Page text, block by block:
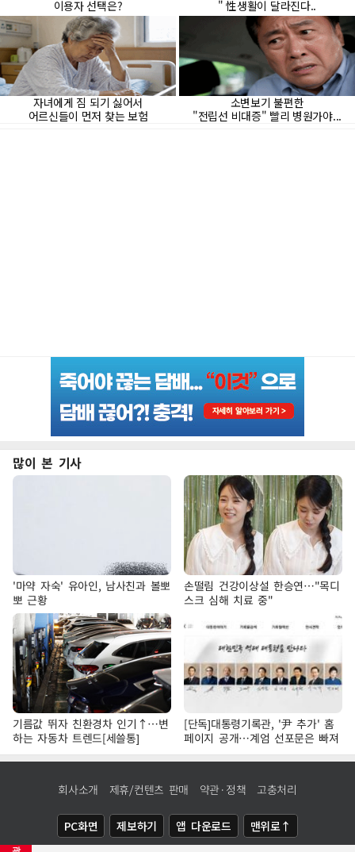
많이 본 기사
'마약 자숙' 유아인, 남사친과 볼뽀
뽀 근황
손떨림 건강이상설 한승연…"목디
스크 심해 치료 중"
기름값 뛰자 친환경차 인기↑…변
하는 자동차 트렌드[세쓸통]
[단독]대통령기록관, '尹 추가' 홈
페이지 공개…계엄 선포문은 빠져
회사소개 제휴/컨텐츠 판매 약관·정책 고충처리
PC화면 제보하기 앱 다운로드 맨위로↑